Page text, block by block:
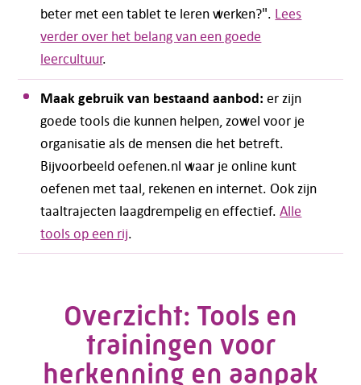
beter met een tablet te leren werken?". Lees
verder over het belang van een goede
leercultuur.
Maak gebruik van bestaand aanbod:er zijn
goede tools die kunnen helpen, zowel voor je
organisatie als de mensen die het betreft.
Bijvoorbeeld oefenen.nl waar je online kunt
oefenen met taal, rekenen en internet. Ook zijn
taaltrajecten laagdrempelig en effectief.Alle
tools op een rij.
Overzicht: Tools en
trainingen voor
herkenning en aanpak